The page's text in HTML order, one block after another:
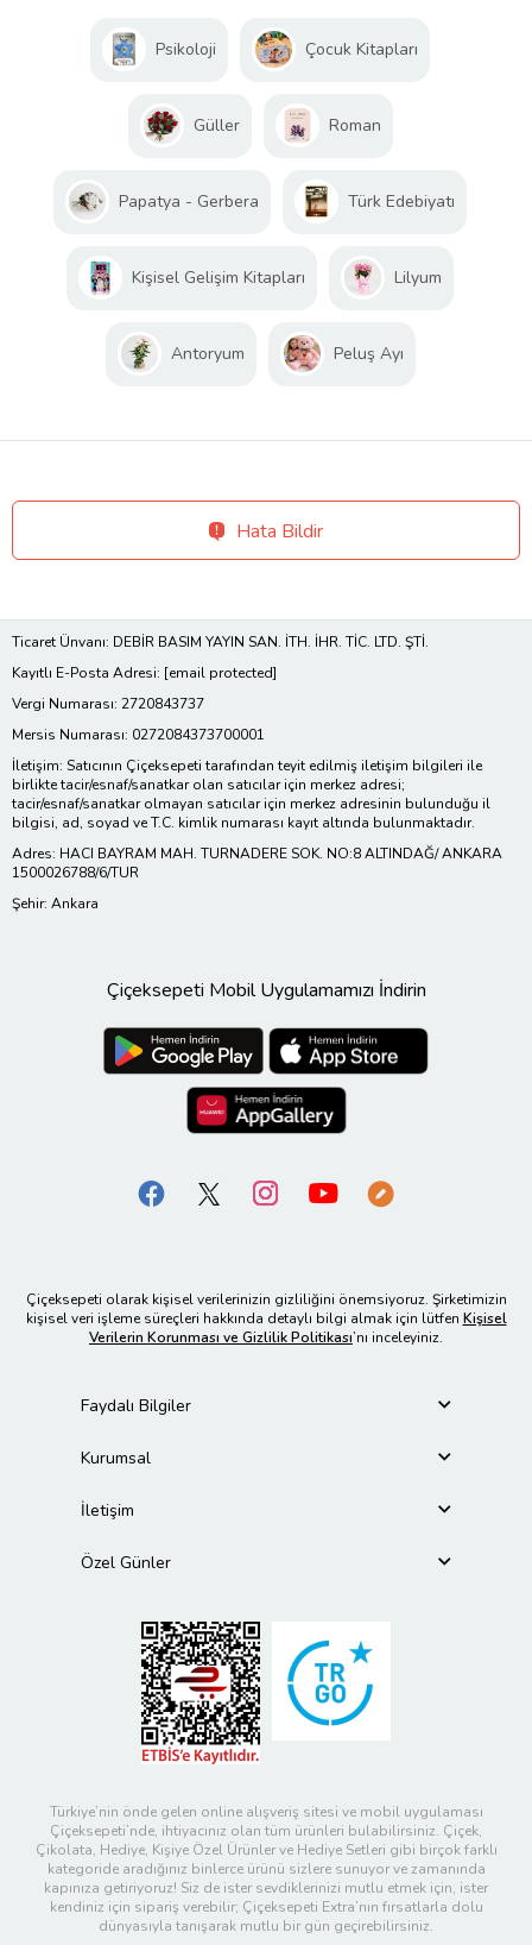
Psikoloji Çocuk Kitapları
Güller Roman
Papatya - Gerbera Türk Edebiyatı
Kişisel Gelişim Kitapları Lilyum
Antoryum Peluş Ayı
Hata Bildir
Ticaret Ünvanı: DEBİR BASIM YAYIN SAN. İTH. İHR. TİC. LTD. ŞTİ.
Kayıtlı E-Posta Adresi: [email protected]
Vergi Numarası: 2720843737
Mersis Numarası: 0272084373700001
İletişim: Satıcının Çiçeksepeti tarafından teyit edilmiş iletişim bilgileri ile
birlikte tacir/esnaf/sanatkar olan satıcılar için merkez adresi;
tacir/esnaf/sanatkar olmayan satıcılar için merkez adresinin bulunduğu il
bilgisi, ad, soyad ve T.C. kimlik numarası kayıt altında bulunmaktadır.
Adres: HACI BAYRAM MAH. TURNADERE SOK. NO:8 ALTINDAĞ/ ANKARA
1500026788/6/TUR
Şehir: Ankara
Çiçeksepeti Mobil Uygulamamızı İndirin
Çiçeksepeti olarak kişisel verilerinizin gizliliğini önemsiyoruz. Şirketimizin
kişisel veri işleme süreçleri hakkında detaylı bilgi almak için lütfen Kişisel
Verilerin Korunması ve Gizlilik Politikası’nı inceleyiniz.
Faydalı Bilgiler
Kurumsal
İletişim
Özel Günler
Türkiye’nin önde gelen online alışveriş sitesi ve mobil uygulaması
Çiçeksepeti’nde, ihtiyacınız olan tüm ürünleri bulabilirsiniz. Çiçek,
Çikolata, Hediye, Kişiye Özel Ürünler ve Hediye Setleri gibi birçok farklı
kategoride aradığınız binlerce ürünü sizlere sunuyor ve zamanında
kapınıza getiriyoruz! Siz de ister sevdiklerinizi mutlu etmek için, ister
kendiniz için sipariş verebilir; Çiçeksepeti Extra’nın fırsatlarla dolu
dünyasıyla tanışarak mutlu bir gün geçirebilirsiniz.